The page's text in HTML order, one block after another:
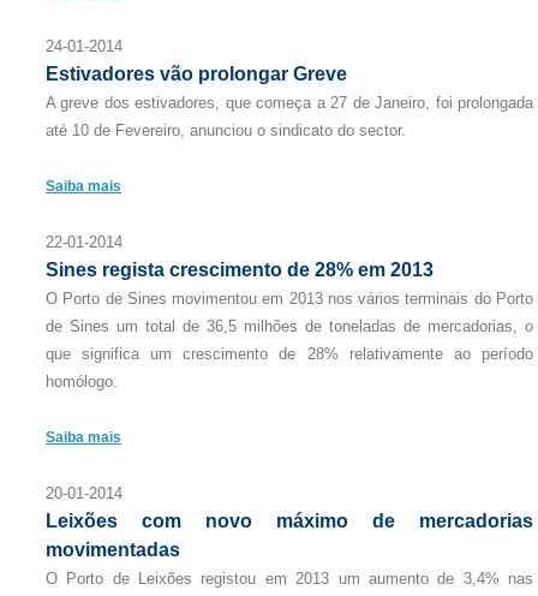
24-01-2014
Estivadores vão prolongar Greve
A greve dos estivadores, que começa a 27 de Janeiro, foi prolongada
até 10 de Fevereiro, anunciou o sindicato do sector.
Saiba mais
22-01-2014
Sines regista crescimento de 28% em 2013
O Porto de Sines movimentou em 2013 nos vários terminais do Porto
de Sines um total de 36,5 milhões de toneladas de mercadorias, o
que significa um crescimento de 28% relativamente ao período
homólogo.
Saiba mais
20-01-2014
Leixões com novo máximo de mercadorias
movimentadas
O Porto de Leixões registou em 2013 um aumento de 3,4% nas